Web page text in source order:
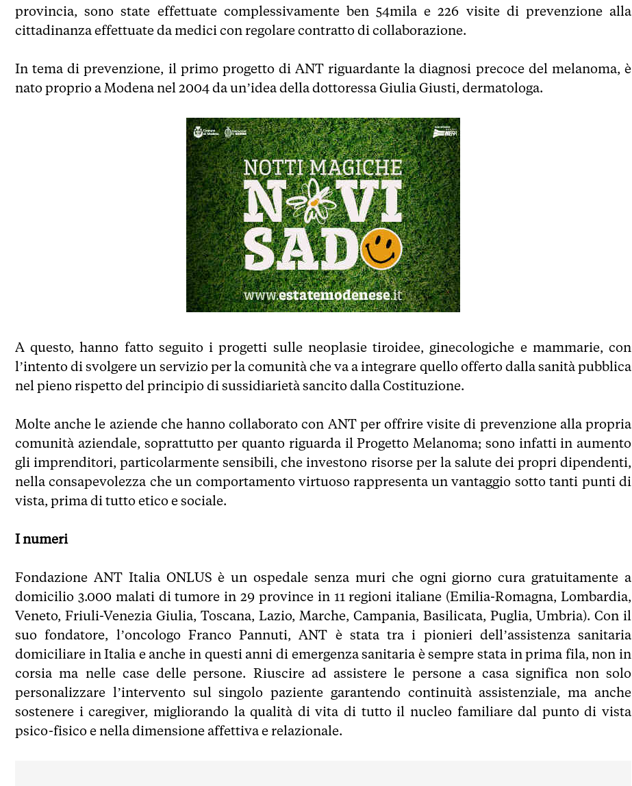
provincia, sono state effettuate complessivamente ben 54mila e 226 visite di prevenzione alla
cittadinanza effettuate da medici con regolare contratto di collaborazione.
In tema di prevenzione, il primo progetto di ANT riguardante la diagnosi precoce del melanoma, è
nato proprio a Modena nel 2004 da un’idea della dottoressa Giulia Giusti, dermatologa.
A questo, hanno fatto seguito i progetti sulle neoplasie tiroidee, ginecologiche e mammarie, con
l’intento di svolgere un servizio per la comunità che va a integrare quello offerto dalla sanità pubblica
nel pieno rispetto del principio di sussidiarietà sancito dalla Costituzione.
Molte anche le aziende che hanno collaborato con ANT per offrire visite di prevenzione alla propria
comunità aziendale, soprattutto per quanto riguarda il Progetto Melanoma; sono infatti in aumento
gli imprenditori, particolarmente sensibili, che investono risorse per la salute dei propri dipendenti,
nella consapevolezza che un comportamento virtuoso rappresenta un vantaggio sotto tanti punti di
vista, prima di tutto etico e sociale.
I numeri
Fondazione ANT Italia ONLUS è un ospedale senza muri che ogni giorno cura gratuitamente a
domicilio 3.000 malati di tumore in 29 province in 11 regioni italiane (Emilia-Romagna, Lombardia,
Veneto, Friuli-Venezia Giulia, Toscana, Lazio, Marche, Campania, Basilicata, Puglia, Umbria). Con il
suo fondatore, l’oncologo Franco Pannuti, ANT è stata tra i pionieri dell’assistenza sanitaria
domiciliare in Italia e anche in questi anni di emergenza sanitaria è sempre stata in prima fila, non in
corsia ma nelle case delle persone. Riuscire ad assistere le persone a casa significa non solo
personalizzare l’intervento sul singolo paziente garantendo continuità assistenziale, ma anche
sostenere i caregiver, migliorando la qualità di vita di tutto il nucleo familiare dal punto di vista
psico-fisico e nella dimensione affettiva e relazionale.